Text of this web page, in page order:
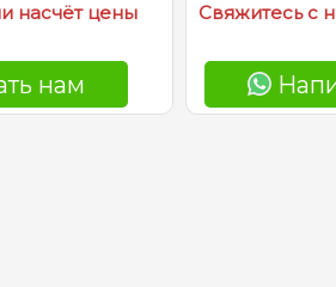
с нами насчёт цены
Написать нам